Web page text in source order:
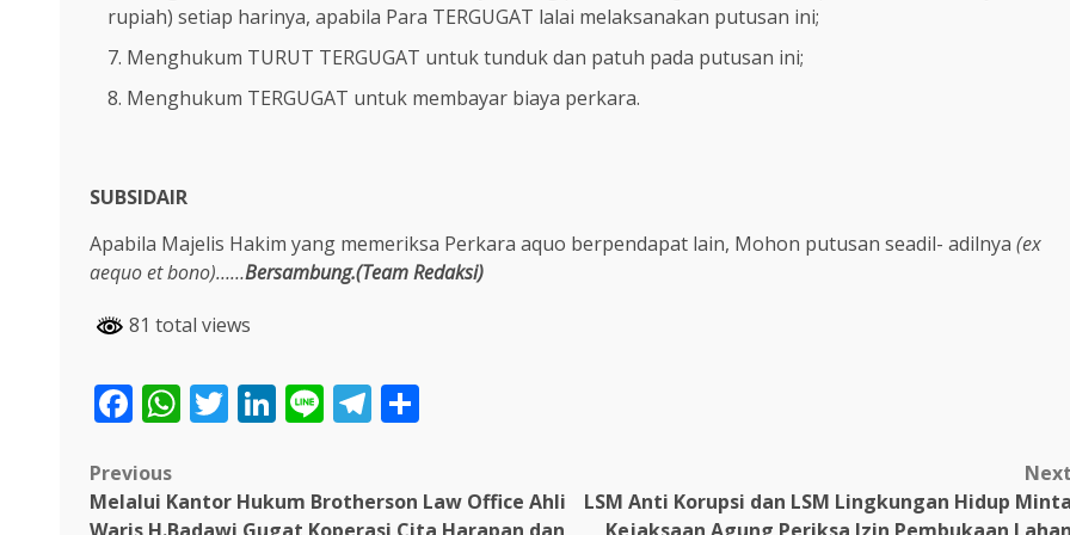
rupiah) setiap harinya, apabila Para TERGUGAT lalai melaksanakan putusan ini;
Menghukum TURUT TERGUGAT untuk tunduk dan patuh pada putusan ini;
Menghukum TERGUGAT untuk membayar biaya perkara.
SUBSIDAIR
Apabila Majelis Hakim yang memeriksa Perkara aquo berpendapat lain, Mohon putusan seadil- adilnya (ex
aequo et bono)……Bersambung.(Team Redaksi)
81 total views
Facebook
WhatsApp
Twitter
LinkedIn
LineTelegram
Post
Previous
Melalui Kantor Hukum Brotherson Law Office Ahli
Next
LSM Anti Korupsi dan LSM Lingkungan Hidup Minta